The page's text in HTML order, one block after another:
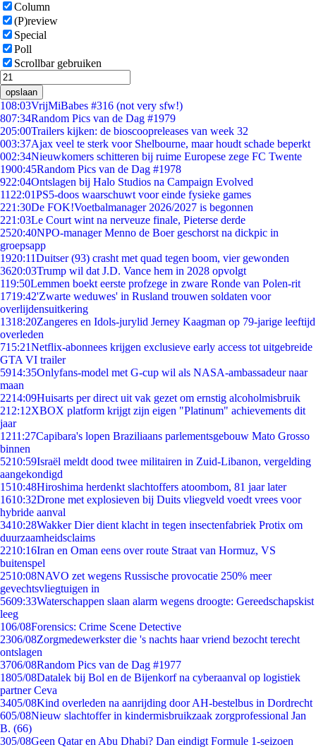
Column
(P)review
Special
Poll
Scrollbar gebruiken
opslaan
108:03VrijMiBabes #316 (not very sfw!)
807:34Random Pics van de Dag #1979
205:00Trailers kijken: de bioscoopreleases van week 32
003:37Ajax veel te sterk voor Shelbourne, maar houdt schade beperkt
002:34Nieuwkomers schitteren bij ruime Europese zege FC Twente
1900:45Random Pics van de Dag #1978
922:04Ontslagen bij Halo Studios na Campaign Evolved
11 22:01PS5-doos waarschuwt voor einde fysieke games
221:30De FOK!Voetbalmanager 2026/2027 is begonnen
221:03Le Court wint na nerveuze finale, Pieterse derde
2520:40NPO-manager Menno de Boer geschorst na dickpic in
groepsapp
1920:11Duitser (93) crasht met quad tegen boom, vier gewonden
3620:03Trump wil dat J.D. Vance hem in 2028 opvolgt
119:50Lemmen boekt eerste profzege in zware Ronde van Polen-rit
1719:42'Zwarte weduwes' in Rusland trouwen soldaten voor
overlijdensuitkering
1318:20Zangeres en Idols-jurylid Jerney Kaagman op 79-jarige leeftijd
overleden
715:21Netflix-abonnees krijgen exclusieve early access tot uitgebreide
GTA VI trailer
5914:35Onlyfans-model met G-cup wil als NASA-ambassadeur naar
maan
2214:09Huisarts per direct uit vak gezet om ernstig alcoholmisbruik
212:12XBOX platform krijgt zijn eigen "Platinum" achievements dit
jaar
1211:27Capibara's lopen Braziliaans parlementsgebouw Mato Grosso
binnen
5210:59Israël meldt dood twee militairen in Zuid-Libanon, vergelding
aangekondigd
1510:48Hiroshima herdenkt slachtoffers atoombom, 81 jaar later
1610:32Drone met explosieven bij Duits vliegveld voedt vrees voor
hybride aanval
3410:28Wakker Dier dient klacht in tegen insectenfabriek Protix om
duurzaamheidsclaims
2210:16Iran en Oman eens over route Straat van Hormuz, VS
buitenspel
2510:08NAVO zet wegens Russische provocatie 250% meer
gevechtsvliegtuigen in
5609:33Waterschappen slaan alarm wegens droogte: Gereedschapskist
leeg
106/08Forensics: Crime Scene Detective
2306/08Zorgmedewerkster die 's nachts haar vriend bezocht terecht
ontslagen
3706/08Random Pics van de Dag #1977
1805/08Datalek bij Bol en de Bijenkorf na cyberaanval op logistiek
partner Ceva
3405/08Kind overleden na aanrijding door AH-bestelbus in Dordrecht
605/08Nieuw slachtoffer in kindermisbruikzaak zorgprofessional Jan
B. (66)
305/08Geen Qatar en Abu Dhabi? Dan eindigt Formule 1-seizoen